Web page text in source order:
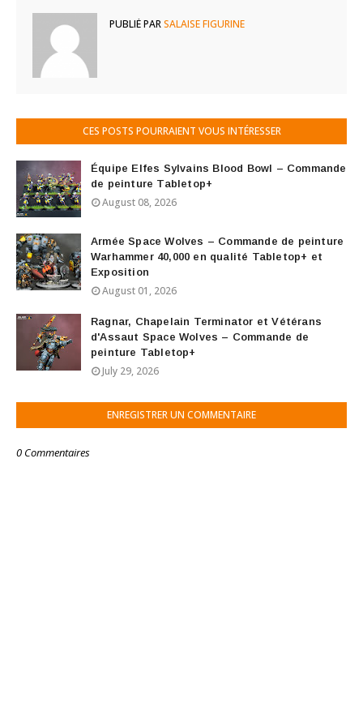
PUBLIÉ PARSALAISE FIGURINE
CES POSTS POURRAIENT VOUS INTÉRESSER
Équipe Elfes Sylvains Blood Bowl – Commande
de peinture Tabletop+
August 08, 2026
Armée Space Wolves – Commande de peinture
Warhammer 40,000 en qualité Tabletop+ et
Exposition
August 01, 2026
Ragnar, Chapelain Terminator et Vétérans
d'Assaut Space Wolves – Commande de
peinture Tabletop+
July 29, 2026
ENREGISTRER UN COMMENTAIRE
0 Commentaires